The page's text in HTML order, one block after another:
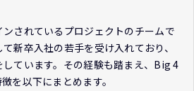
されているプロジェクトのチームで
新卒入社の若手を受け入れており、
ています。その経験も踏まえ、Big 4
を以下にまとめます。